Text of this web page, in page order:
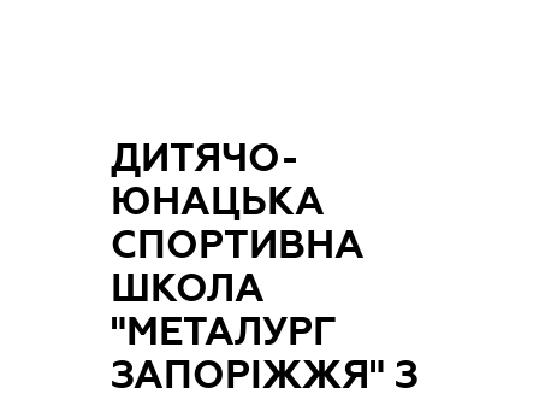
ДИТЯЧО-
ЮНАЦЬКА
СПОРТИВНА
ШКОЛА
"МЕТАЛУРГ
ЗАПОРІЖЖЯ" З